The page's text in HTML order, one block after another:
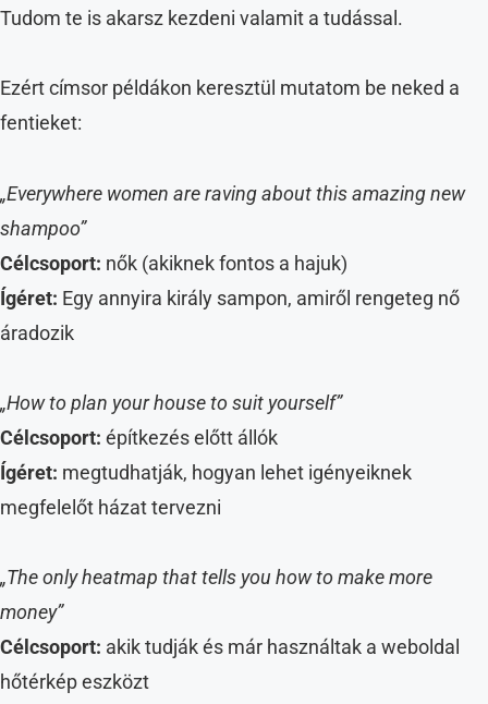
Tudom te is akarsz kezdeni valamit a tudással.
Ezért címsor példákon keresztül mutatom be neked a
fentieket:
„Everywhere women are raving about this amazing new
shampoo”
Célcsoport: nők (akiknek fontos a hajuk)
Ígéret: Egy annyira király sampon, amiről rengeteg nő
áradozik
„How to plan your house to suit yourself”
Célcsoport: építkezés előtt állók
Ígéret: megtudhatják, hogyan lehet igényeiknek
megfelelőt házat tervezni
„The only heatmap that tells you how to make more
money”
Célcsoport: akik tudják és már használtak a weboldal
hőtérkép eszközt